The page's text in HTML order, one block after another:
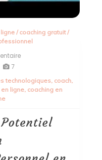
/ coaching gratuit/
on
Potentiel
avec
Développement
7
technologiques, coach,
ligne, coaching en